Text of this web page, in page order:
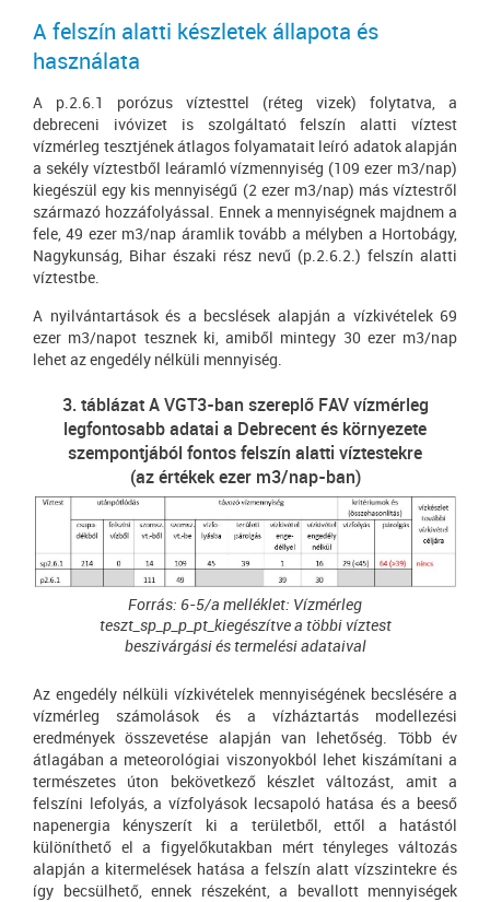
A felszín alatti készletek állapota és
használata
A p.2.6.1 porózus víztesttel (réteg vizek) folytatva, a
debreceni ivóvizet is szolgáltató felszín alatti víztest
vízmérleg tesztjének átlagos folyamatait leíró adatok alapján
a sekély víztestből leáramló vízmennyiség (109 ezer m3/nap)
kiegészül egy kis mennyiségű (2 ezer m3/nap) más víztestről
származó hozzáfolyással. Ennek a mennyiségnek majdnem a
fele, 49 ezer m3/nap áramlik tovább a mélyben a Hortobágy,
Nagykunság, Bihar északi rész nevű (p.2.6.2.) felszín alatti
víztestbe.
A nyilvántartások és a becslések alapján a vízkivételek 69
ezer m3/napot tesznek ki, amiből mintegy 30 ezer m3/nap
lehet az engedély nélküli mennyiség.
3. táblázat A VGT3-ban szereplő FAV vízmérleg
legfontosabb adatai a Debrecent és környezete
szempontjából fontos felszín alatti víztestekre
(az értékek ezer m3/nap-ban)
Forrás: 6-5/a melléklet: Vízmérleg
teszt_sp_p_p_pt_kiegészítve a többi víztest
beszivárgási és termelési adataival
Az engedély nélküli vízkivételek mennyiségének becslésére a
vízmérleg számolások és a vízháztartás modellezési
eredmények összevetése alapján van lehetőség. Több év
átlagában a meteorológiai viszonyokból lehet kiszámítani a
természetes úton bekövetkező készlet változást, amit a
felszíni lefolyás, a vízfolyások lecsapoló hatása és a beeső
napenergia kényszerít ki a területből, ettől a hatástól
különíthető el a figyelőkutakban mért tényleges változás
alapján a kitermelések hatása a felszín alatt vízszintekre és
így becsülhető, ennek részeként, a bevallott mennyiségek